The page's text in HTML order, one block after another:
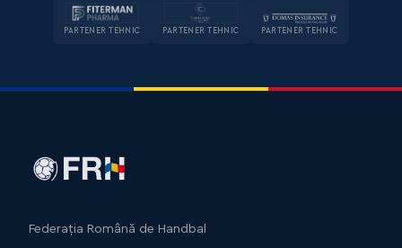
PARTENER TEHNIC PARTENER TEHNIC PARTENER TEHNIC
Federația Română de Handbal